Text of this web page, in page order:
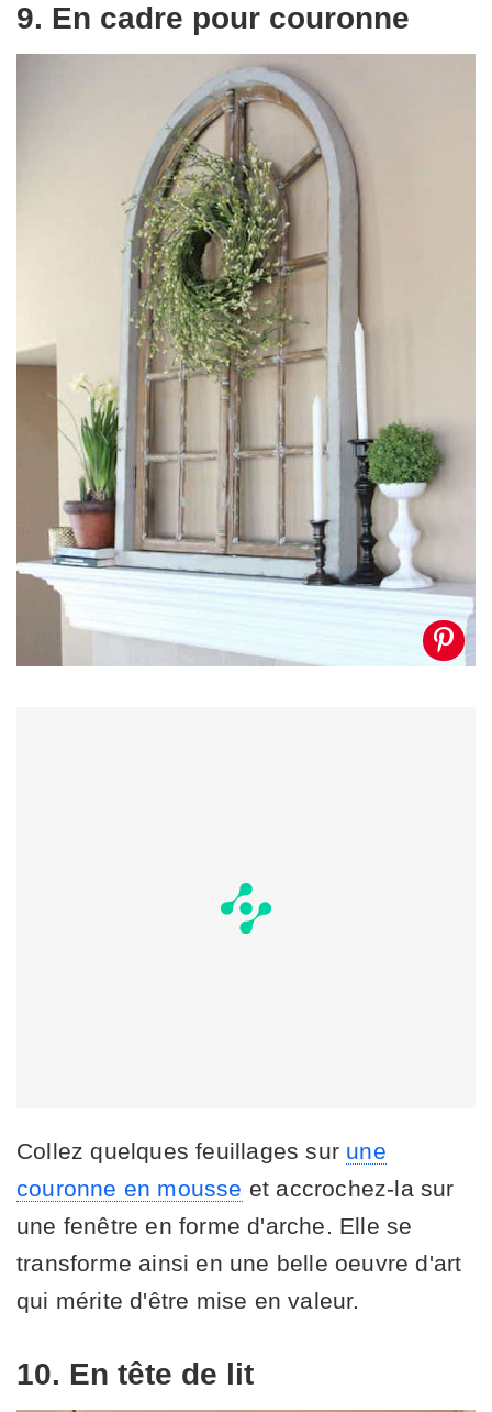
9. En cadre pour couronne
Collez quelques feuillages sur une
couronne en mousse et accrochez-la sur
une fenêtre en forme d'arche. Elle se
transforme ainsi en une belle oeuvre d'art
qui mérite d'être mise en valeur.
10. En tête de lit